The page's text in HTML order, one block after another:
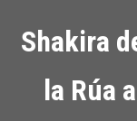
Shakira
la Rúa